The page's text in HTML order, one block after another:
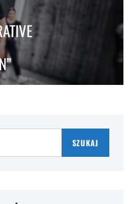
SZUKAJ